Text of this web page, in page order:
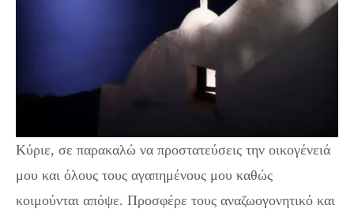
Κύριε, σε παρακαλώ να προστατεύσεις την οικογένειά
μου και όλους τους αγαπημένους μου καθώς
κοιμούνται απόψε. Προσφέρε τους αναζωογονητικό και